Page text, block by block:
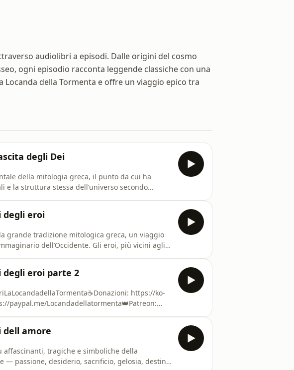
audiolibri a episodi. Dalle origini del cosmo
ogni episodio racconta leggende classiche con una
della Tormenta e offre un viaggio epico tra
degli Dei
della mitologia greca, il punto da cui ha
la struttura stessa dell’universo secondo
degli eroi
grande tradizione mitologica greca, un viaggio
dell’Occidente. Gli eroi, più vicini agli
degli eroi parte 2
https://ko-
paypal.me/Locandadellatormenta👑Patreon:
dell amore
affascinanti, tragiche e simboliche della
— passione, desiderio, sacrificio, gelosia, destino